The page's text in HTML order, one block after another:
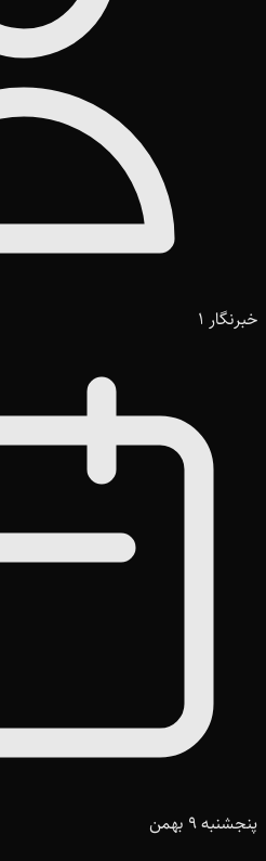
خبرنگار 1
پنجشنبه 9 بهمن